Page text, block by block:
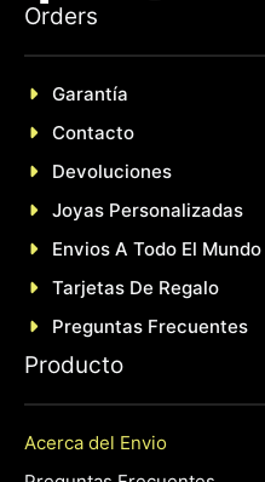
Orders
Garantía
Contacto
Devoluciones
Joyas Personalizadas
EnVios A Todo El Mundo
Tarjetas De Regalo
Preguntas Frecuentes
Producto
Acerca del Envio